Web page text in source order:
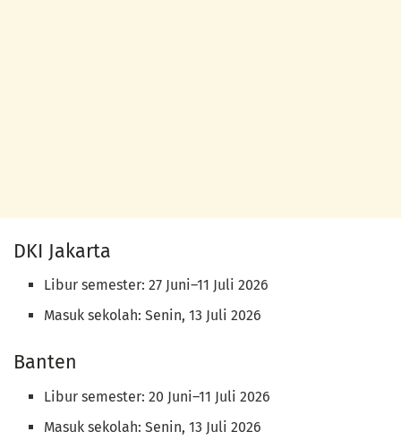
DKI Jakarta
Libur semester: 27 Juni–11 Juli 2026
Masuk sekolah: Senin, 13 Juli 2026
Banten
Libur semester: 20 Juni–11 Juli 2026
Masuk sekolah: Senin, 13 Juli 2026